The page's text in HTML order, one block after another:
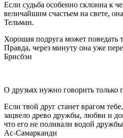
Если судьба особенно склонна к
величайшим счастьем на свете,
Тельман.
Хорошая подруга может поведать
Правда, через минуту она уже
Брисбэн
О друзьях нужно говорить только
Если твой друг станет врагом
зацвело древо дружбы, любви и
что его не поливали водой
Ас-Самарканди